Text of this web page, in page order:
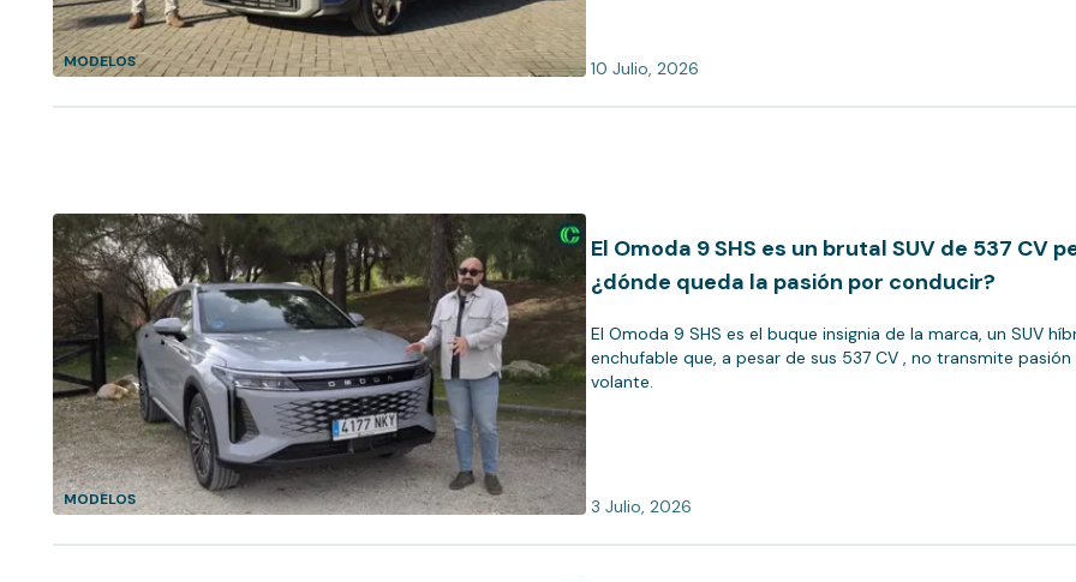
MODELOS 10 Julio, 2026
MODELOS
El Omoda 9 SHS es un brutal SUV de 537 CV
¿dónde queda la pasión por conducir?
El Omoda 9 SHS es el buque insignia de la marca, un SUV
enchufable que, a pesar de sus 537 CV , no transmite pasión
volante.
3 Julio, 2026